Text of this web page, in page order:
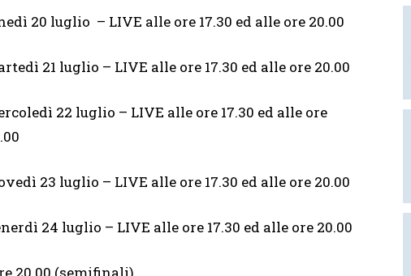
20 luglio – LIVE alle ore 17.30 ed alle ore 20.00
21 luglio – LIVE alle ore 17.30 ed alle ore 20.00
22 luglio – LIVE alle ore 17.30 ed alle ore
23 luglio – LIVE alle ore 17.30 ed alle ore 20.00
24 luglio – LIVE alle ore 17.30 ed alle ore 20.00